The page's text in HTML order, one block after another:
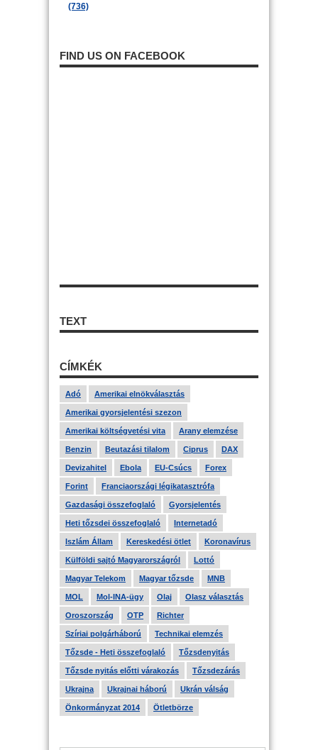
(736)
FIND US ON FACEBOOK
TEXT
CÍMKÉK
Adó Amerikai elnökválasztás
Amerikai gyorsjelentési szezon
Amerikai költségvetési vita Arany elemzése
Benzin Beutazási tilalom Ciprus DAX
Devizahitel Ebola EU-Csúcs Forex
Forint Franciaországi légikatasztrófa
Gazdasági összefoglaló Gyorsjelentés
Heti tőzsdei összefoglaló Internetadó
Iszlám Állam Kereskedési ötlet Koronavírus
Külföldi sajtó Magyarországról Lottó
Magyar Telekom Magyar tőzsde MNB
MOL Mol-INA-ügy Olaj Olasz választás
Oroszország OTP Richter
Szíriai polgárháború Technikai elemzés
Tőzsde - Heti összefoglaló Tőzsdenyitás
Tőzsde nyitás előtti várakozás Tőzsdezárás
Ukrajna Ukrajnai háború Ukrán válság
Önkormányzat 2014 Ötletbörze